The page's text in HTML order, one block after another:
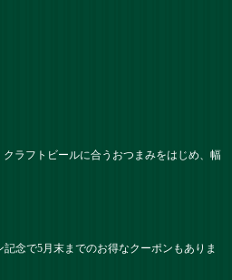
ラフトビールに合うおつまみをはじめ、幅
念で5月末までのお得なクーポンもありま